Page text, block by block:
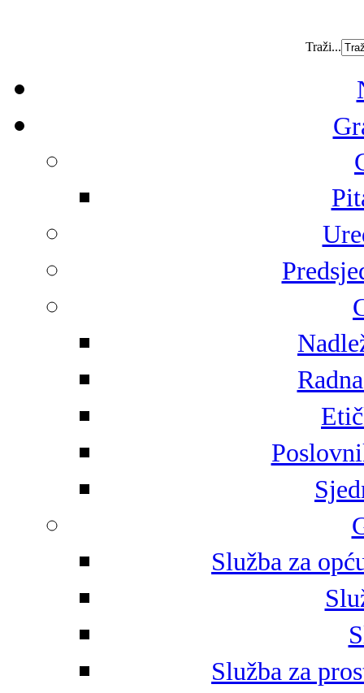
Traži...
Služba za
Služba za